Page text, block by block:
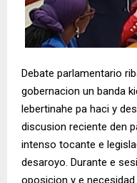
Debate parlamentario
gobernacion un banda
lebertinahe pa haci y
discusion reciente den
intenso tocante e
desaroyo. Durante e
oposicion y e